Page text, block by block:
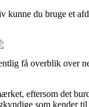
kunne du bruge et
få overblik over
eftersom det
som kender